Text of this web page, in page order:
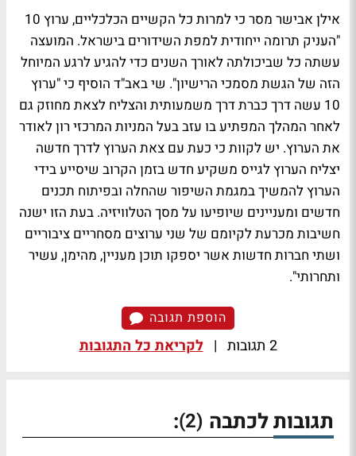
אילן אבישר מסר כי למרות כל הקשיים הכלכליים, ערוץ 10
"העניק תרומה ייחודית למפת השידורים בישראל. המועצה
עשתה כל שביכולתה לאורך השנים כדי להגיע לרגע המיוחל
הזה של הגשת מסמכי הרישיון". שי באב"ד הוסיף כי "ערוץ
10 עשה דרך כברת דרך משמעותית והצליח לצאת מחוזק גם
לאחר המהלך המפתיע בו עזב בעל המניות המרכזי רון לאודר
את הערוץ. יש לקוות כי כעת עם צאת הערוץ לדרך חדשה
יצליח הערוץ לגייס משקיע חדש בזמן הקרוב שיסייע בידי
הערוץ להמשיך במגמת השיפור שהחלה ובפיתוח תכנים
חדשים ומעניינים שיופיעו על מסך הטלוויזיה. בעת הזו ישנה
חשיבות מכרעת לקיומם של שני ערוצים מסחריים ציבוריים
ושתי חברות חדשות אשר יספקו תוכן מעניין, מהימן, עשיר
ותחרותי".
הוספת תגובה
2 תגובות | לקריאת כל התגובות
תגובות לכתבה (2)
: